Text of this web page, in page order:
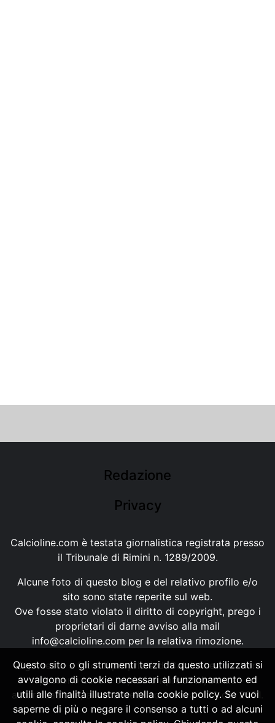
Redazione
Privacy
Calcioline.com è testata giornalistica registrata presso
il Tribunale di Rimini n. 1289/2009.
Alcune foto di questo blog e del relativo profilo e/o
sito sono state reperite sul web.
Ove fosse stato violato il diritto di copyright, prego i
proprietari di darne avviso alla mail
info@calcioline.com per la relativa rimozione.
Ogni testo e foto di proprietà di Calcioline.com non
possono essere copiati o riprodotti, senza
autorizzazione, ai sensi della normativa n.29 del 2001.
Questo sito o gli strumenti terzi da questo utilizzati si
avvalgono di cookie necessari al funzionamento ed
utili alle finalità illustrate nella cookie policy. Se vuoi
saperne di più o negare il consenso a tutti o ad alcuni